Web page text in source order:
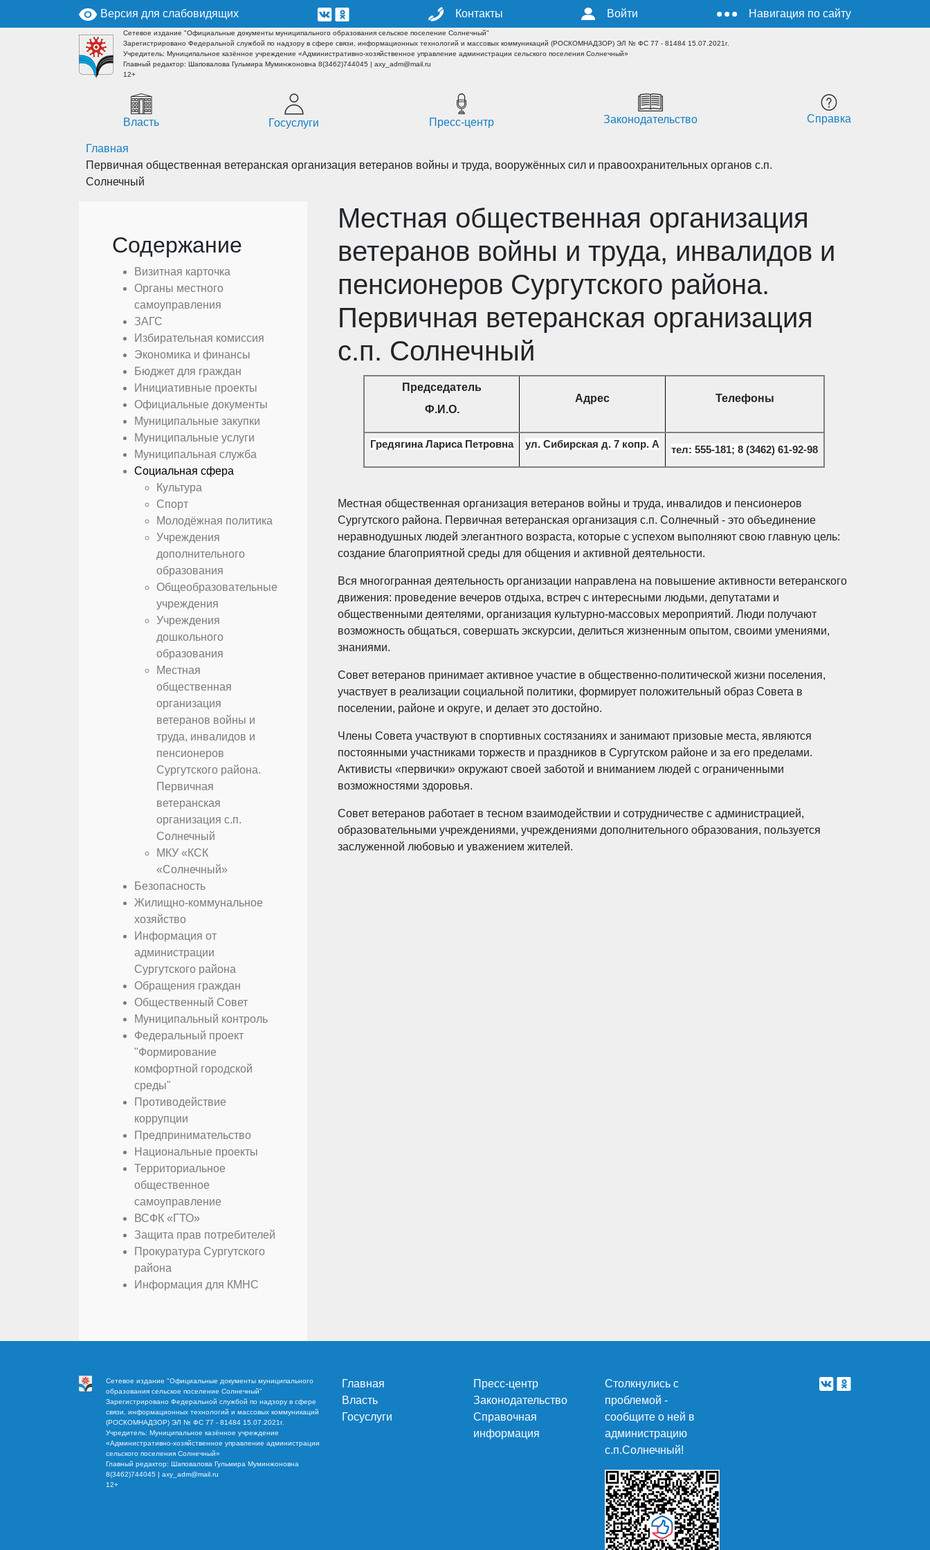
Версия для слабовидящих Контакты Войти Навигация по сайту
Сетевое издание "Официальные документы муниципального образования сельское поселение Солнечный"
Зарегистрировано Федеральной службой по надзору в сфере связи, информационных технологий и массовых коммуникаций (РОСКОМНАДЗОР) ЭЛ № ФС 77 - 81484 15.07.2021г.
Учредитель: Муниципальное казённое учреждение «Административно-хозяйственное управление администрации сельского поселения Солнечный»
Главный редактор: Шаповалова Гульмира Муминжоновна 8(3462)744045 | axy_adm@mail.ru
12+
Власть Госуслуги Пресс-центр Законодательство Справка
Главная
Первичная общественная ветеранская организация ветеранов войны и труда, вооружённых сил и правоохранительных органов с.п.
Солнечный
Местная общественная организация
ветеранов войны и труда, инвалидов и
пенсионеров Сургутского района.
Первичная ветеранская организация
с.п. Солнечный
Председатель
Ф.И.О.
Адрес Телефоны
Гредягина Лариса Петровна ул. Сибирская д. 7 копр. А тел: 555-181;8 (3462) 61-92-98
Местная общественная организация ветеранов войны и труда, инвалидов и пенсионеров
Сургутского района. Первичная ветеранская организация с.п. Солнечный - это объединение
неравнодушных людей элегантного возраста, которые с успехом выполняют свою главную цель:
создание благоприятной среды для общения и активной деятельности.
Вся многогранная деятельность организации направлена на повышение активности ветеранского
движения: проведение вечеров отдыха, встреч с интересными людьми, депутатами и
общественными деятелями, организация культурно-массовых мероприятий. Люди получают
возможность общаться, совершать экскурсии, делиться жизненным опытом, своими умениями,
знаниями.
Совет ветеранов принимает активное участие в общественно-политической жизни поселения,
участвует в реализации социальной политики, формирует положительный образ Совета в
поселении, районе и округе, и делает это достойно.
Члены Совета участвуют в спортивных состязаниях и занимают призовые места, являются
постоянными участниками торжеств и праздников в Сургутском районе и за его пределами.
Активисты «первички» окружают своей заботой и вниманием людей с ограниченными
возможностями здоровья.
Совет ветеранов работает в тесном взаимодействии и сотрудничестве с администрацией,
образовательными учреждениями, учреждениями дополнительного образования, пользуется
заслуженной любовью и уважением жителей.
Содержание
Визитная карточка
Органы местного
самоуправления
ЗАГС
Избирательная комиссия
Экономика и финансы
Бюджет для граждан
Инициативные проекты
Официальные документы
Муниципальные закупки
Муниципальные услуги
Муниципальная служба
Социальная сфера
Культура
Спорт
Молодёжная политика
Учреждения
дополнительного
образования
Общеобразовательные
учреждения
Учреждения
дошкольного
образования
Местная
общественная
организация
ветеранов войны и
труда, инвалидов и
пенсионеров
Сургутского района.
Первичная
ветеранская
организация с.п.
Солнечный
МКУ «КСК
«Солнечный»
Безопасность
Жилищно-коммунальное
хозяйство
Информация от
администрации
Сургутского района
Обращения граждан
Общественный Совет
Муниципальный контроль
Федеральный проект
"Формирование
комфортной городской
среды"
Противодействие
коррупции
Предпринимательство
Национальные проекты
Территориальное
общественное
самоуправление
ВСФК «ГТО»
Защита прав потребителей
Прокуратура Сургутского
района
Информация для КМНС
Сетевое издание "Официальные документы муниципального
образования сельское поселение Солнечный"
Зарегистрировано Федеральной службой по надзору в сфере
связи, информационных технологий и массовых коммуникаций
(РОСКОМНАДЗОР) ЭЛ № ФС 77 - 81484 15.07.2021г.
Учредитель: Муниципальное казённое учреждение
«Административно-хозяйственное управление администрации
сельского поселения Солнечный»
Главный редактор: Шаповалова Гульмира Муминжоновна
8(3462)744045 | axy_adm@mail.ru
12+
Главная
Власть
Госуслуги
Пресс-центр
Законодательство
Справочная
информация
Столкнулись с
проблемой -
сообщите о ней в
администрацию
c.п.Солнечный!